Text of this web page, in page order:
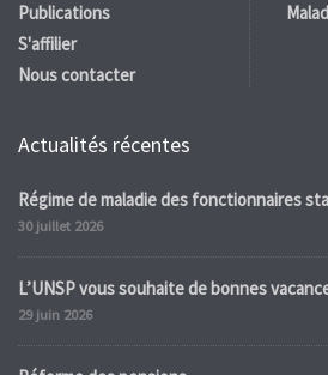
Publications
S'affilier
Nous contacter
Actualités récentes
Régime de maladie des fonctionnaires
30 juillet 2026
L’UNSP vous souhaite de bonnes
29 juin 2026